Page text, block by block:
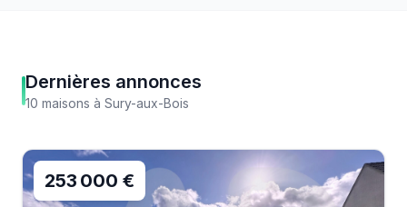
Dernières annonces
10 maisons à Sury-aux-Bois
253 000 €